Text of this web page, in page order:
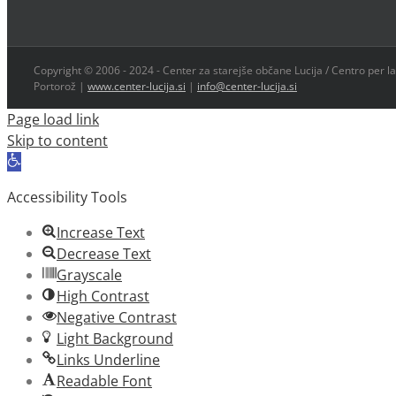
Copyright © 2006 - 2024 - Center za starejše občane Lucija / Centro per
Portorož | www.center-lucija.si | info@center-lucija.si
Page load link
Skip to content
Open
Accessibility Tools
Increase Text
Decrease Text
Grayscale
High Contrast
Negative Contrast
Light Background
Links Underline
Readable Font